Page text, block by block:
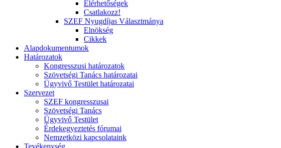
Elérhetőségek
Csatlakozz!
SZEF Nyugdíjas Választmánya
Elnökség
Cikkek
Alapdokumentumok
Határozatok
Kongresszusi határozatok
Szövetségi Tanács határozatai
Ügyvivő Testület határozatai
Szervezet
SZEF kongresszusai
Szövetségi Tanács
Ügyvivő Testület
Érdekegyeztetés fórumai
Nemzetközi kapcsolataink